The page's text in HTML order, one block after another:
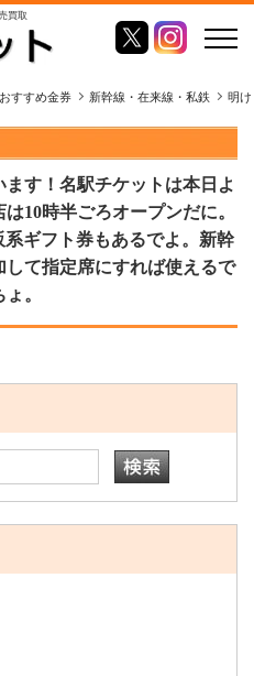
買取
すすめ金券 新幹線・在来線・私鉄 明け
す！名駅チケットは本日よ
10時半ごろオープンだに。
ギフト券もあるでよ。新幹
て指定席にすれば使えるで
。